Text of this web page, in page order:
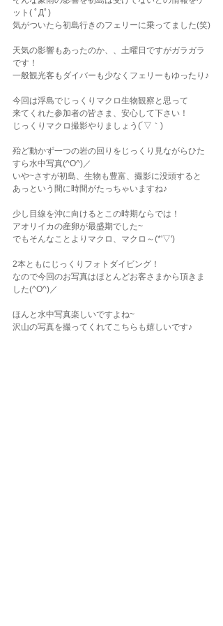
ット( ﾟДﾟ)
気がついたら初島行きのフェリーに乗ってました(笑)
天気の影響もあったのか、、土曜日ですがガラガラ
です！
一般観光客もダイバーも少なくフェリーもゆったり♪
今回は浮島でじっくりマクロ生物観察と思って
来てくれた参加者の皆さま、安心して下さい！
じっくりマクロ撮影やりましょう(´▽｀)
殆ど動かず一つの岩の回りをじっくり見ながらひた
すら水中写真(^O^)／
いや~さすが初島、生物も豊富、撮影に没頭すると
あっという間に時間がたっちゃいますね♪
少し目線を沖に向けるとこの時期ならでは！
アオリイカの産卵が最盛期でした~
でもそんなことよりマクロ、マクロ～(*'▽')
2本ともにじっくりフォトダイビング！
なので今回のお写真はほとんどお客さまから頂きま
した(^O^)／
ほんと水中写真楽しいですよね~
沢山の写真を撮ってくれてこちらも嬉しいです♪